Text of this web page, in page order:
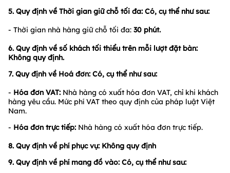
5. Quy định về Thời gian giữ chỗ tối đa: Có, cụ thể như sau:
- Thời gian nhà hàng giữ chỗ tối đa: 30 phút.
6. Quy định về số khách tối thiểu trên mỗi lượt đặt bàn:
Không quy định.
7. Quy định về Hoá đơn: Có, cụ thể như sau:
- Hóa đơn VAT: Nhà hàng có xuất hóa đơn VAT, chỉ khi khách
hàng yêu cầu. Mức phí VAT theo quy định của pháp luật Việt
Nam.
- Hóa đơn trực tiếp: Nhà hàng có xuất hóa đơn trực tiếp.
8. Quy định về phí phục vụ: Không quy định
9. Quy định về phí mang đồ vào: Có, cụ thể như sau: